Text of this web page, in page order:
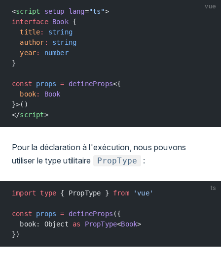
vue
<script setup lang="ts">
interface Book {
  title
:
string
  author
:
string
  year
:
number
}
const props = defineProps<{
  book
:
Book
}>()
</script>
Pour la déclaration à l'exécution, nous pouvons
utiliser le type utilitaire
PropType :
ts
import type { PropType } from 'vue'
const props = defineProps ({
  book: Object
as PropType<Book>
})